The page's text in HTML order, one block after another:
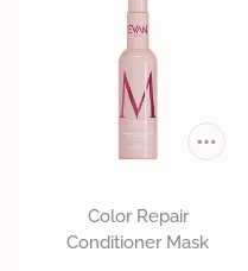
Color Repair
Conditioner Mask